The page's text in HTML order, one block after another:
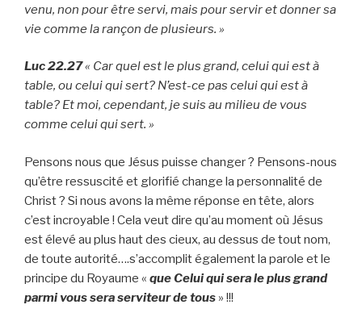
venu, non pour être servi, mais pour servir et donner sa
vie comme la rançon de plusieurs. »
Luc 22.27« Car quel est le plus grand, celui qui est à
table, ou celui qui sert? N’est-ce pas celui qui est à
table? Et moi, cependant, je suis au milieu de vous
comme celui qui sert. »
Pensons nous que Jésus puisse changer ? Pensons-nous
qu’être ressuscité et glorifié change la personnalité de
Christ ? Si nous avons la même réponse en tête, alors
c’est incroyable ! Cela veut dire qu’au moment où Jésus
est élevé au plus haut des cieux, au dessus de tout nom,
de toute autorité….s’accomplit également la parole et le
principe du Royaume « que Celui qui sera le plus grand
parmi vous sera serviteur de tous » !!!